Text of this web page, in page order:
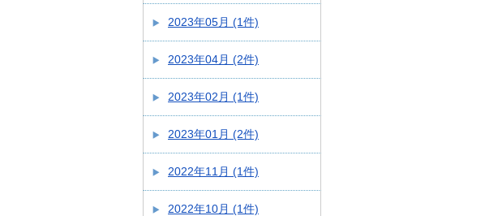
2023年05月 (1件)
2023年04月 (2件)
2023年02月 (1件)
2023年01月 (2件)
2022年11月 (1件)
2022年10月 (1件)